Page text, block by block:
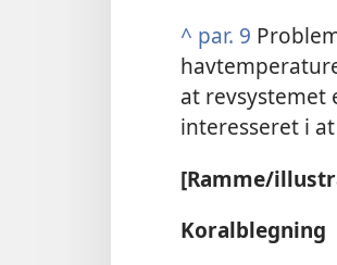
^ par. 9
at revsystemet
interesseret i
[Ramme/​
Koralblegning